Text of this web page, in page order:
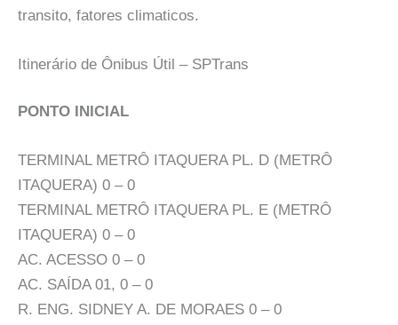
transito, fatores climaticos.
Itinerário de Ônibus Útil – SPTrans
PONTO INICIAL
TERMINAL METRÔ ITAQUERA PL. D (METRÔ
ITAQUERA) 0 – 0
TERMINAL METRÔ ITAQUERA PL. E (METRÔ
ITAQUERA) 0 – 0
AC. ACESSO 0 – 0
AC. SAÍDA 01, 0 – 0
R. ENG. SIDNEY A. DE MORAES 0 – 0